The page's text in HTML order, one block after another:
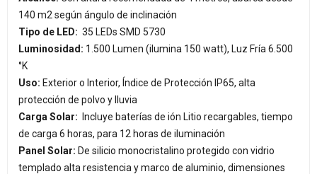
140 m2 según ángulo de inclinación
Tipo de LED: 35 LEDs SMD 5730
Luminosidad: 1.500 Lumen (ilumina 150 watt), Luz Fría 6.500
°K
Uso: Exterior o Interior, Índice de Protección IP65, alta
protección de polvo y lluvia
Carga Solar: Incluye baterías de ión Litio recargables, tiempo
de carga 6 horas, para 12 horas de iluminación
Panel Solar: De silicio monocristalino protegido con vidrio
templado alta resistencia y marco de aluminio, dimensiones